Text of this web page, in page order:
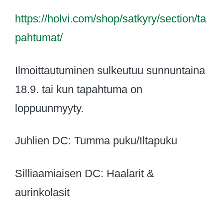
https://holvi.com/shop/satkyry/section/ta
pahtumat/
Ilmoittautuminen sulkeutuu sunnuntaina
18.9. tai kun tapahtuma on
loppuunmyyty.
Juhlien DC: Tumma puku/Iltapuku
Silliaamiaisen DC: Haalarit &
aurinkolasit